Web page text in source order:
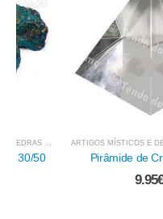
ARTIGOS MÍSTICOS E DECORAÇÃO , PEDRAS ROLADAS / POLIDAS
Pirâmide de Cristal 5 cm